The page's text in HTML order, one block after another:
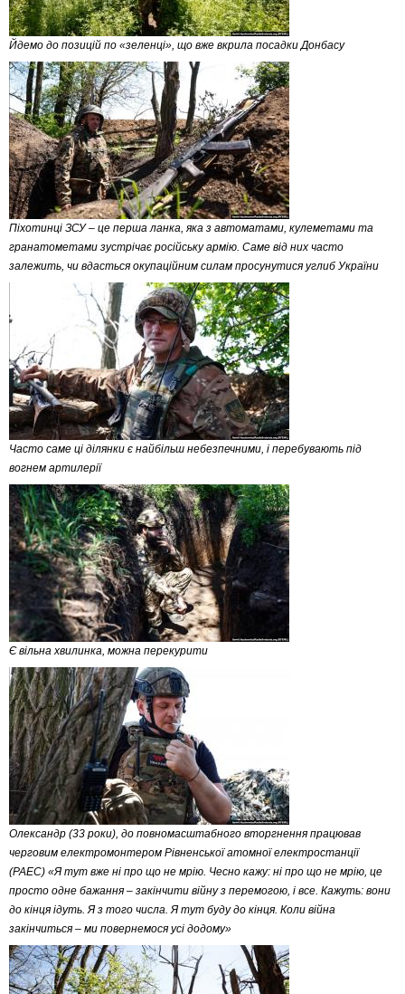
Йдемо до позицій по «зеленці», що вже вкрила посадки Донбасу
Піхотинці ЗСУ – це перша ланка, яка з автоматами, кулеметами та
гранатометами зустрічає російську армію. Саме від них часто
залежить, чи вдасться окупаційним силам просунутися углиб України
Часто саме ці ділянки є найбільш небезпечними, і перебувають під
вогнем артилерії
Є вільна хвилинка, можна перекурити
Олександр (33 роки), до повномасштабного вторгнення працював
черговим електромонтером Рівненської атомної електростанції
(РАЕС) «Я тут вже ні про що не мрію. Чесно кажу: ні про що не мрію, це
просто одне бажання – закінчити війну з перемогою, і все. Кажуть: вони
до кінця ідуть. Я з того числа. Я тут буду до кінця. Коли війна
закінчиться – ми повернемося усі додому»